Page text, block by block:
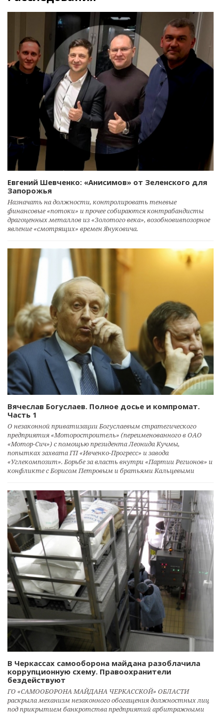
Евгений Шевченко: «Анисимов» от Зеленского для
Запорожья
Назначать на должности, контролировать теневые
финансовые «потоки» и прочее собираются контрабандисты
драгоценных металлов из «Золотого века», возобновивпозорное
явление «смотрящих» времен Януковича.
Вячеслав Богуслаев. Полное досье и компромат.
Часть 1
О незаконной приватизации Богуслаевым стратегического
предприятия «Моторостроитель» (переименованного в ОАО
«Мотор-Сич») с помощью президента Леонида Кучмы,
попытках захвата ГП «Ивченко-Прогресс» и завода
«Углекомпозит». Борьбе за власть внутри «Партии Регионов» и
конфликте с Борисом Петровым и братьями Кальцевыми
В Черкассах самооборона майдана разоблачила
коррупционную схему. Правоохранители
бездействуют
ГО «САМООБОРОНА МАЙДАНА ЧЕРКАССКОЙ» ОБЛАСТИ
раскрыла механизм незаконного обогащения должностных лиц
под прикрытием банкротства предприятий арбитражными